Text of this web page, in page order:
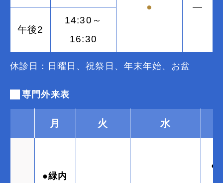
●
―
午後2
14:30～
16:30
休診日：日曜日、祝祭日、年末年始、お盆
専門外来表
月 火 水
●緑内
●